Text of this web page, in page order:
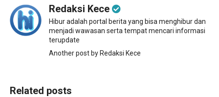
ReadingRedaksi Kece
Hibur adalah portal berita yang bisa menghibur dan
menjadi wawasan serta tempat mencari informasi
terupdate
Another post by Redaksi Kece
Related posts